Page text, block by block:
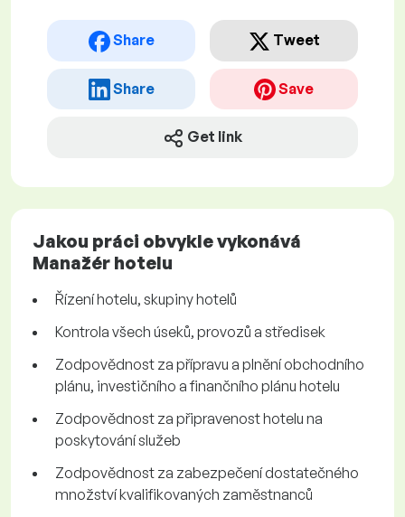
Share Tweet
Share Save
Get link
Jakou práci obvykle vykonává
Manažér hotelu
Řízení hotelu, skupiny hotelů
Kontrola všech úseků, provozů a středisek
Zodpovědnost za přípravu a plnění obchodního
plánu, investičního a finančního plánu hotelu
Zodpovědnost za připravenost hotelu na
poskytování služeb
Zodpovědnost za zabezpečení dostatečného
množství kvalifikovaných zaměstnanců